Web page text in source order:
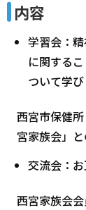
内容
学習会：
に関する
ついて学び
西宮市保健
宮家族会」と
交流会：
西宮家族会